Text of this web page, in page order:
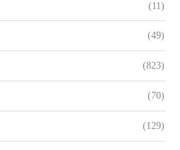
(11)
(49)
(823)
(70)
(129)